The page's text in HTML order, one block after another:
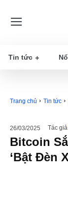
Tin tức
Trang chủ Tin tức
26/03/2025 Tác giả
Bitcoin
‘Bật Đèn